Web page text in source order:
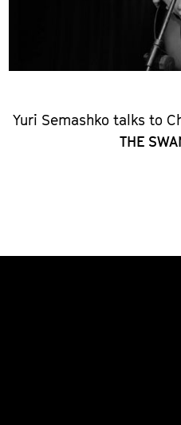
Yuri Semashko talks to
THE